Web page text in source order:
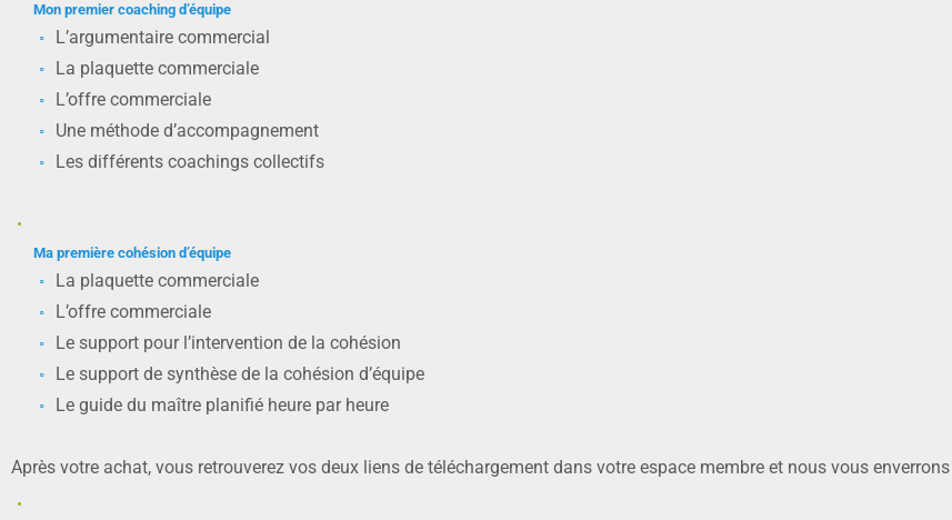
Mon premier coaching d’équipe
L’argumentaire commercial
La plaquette commerciale
L’offre commerciale
Une méthode d’accompagnement
Les différents coachings collectifs
Ma première cohésion d’équipe
La plaquette commerciale
L’offre commerciale
Le support pour l’intervention de la cohésion
Le support de synthèse de la cohésion d’équipe
Le guide du maître planifié heure par heure
Après votre achat, vous retrouverez vos deux liens de téléchargement dans votre espace membre et nous vous